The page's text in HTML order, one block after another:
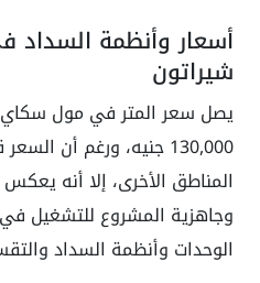
أسعار وأنظمة
شيراتون
يصل سعر المتر في مول سكاي
130,000 جنيه، ورغم أن
المناطق الأخرى، إلا أنه
وجاهزية المشروع للتشغيل
الوحدات وأنظمة السداد